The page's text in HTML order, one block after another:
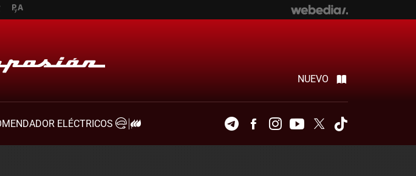
NUEVO
ELÉCTRICOS
TelegramFacebookInstagramYoutubeTwitter